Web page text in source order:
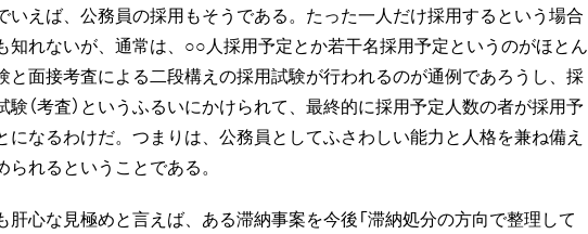
いえば、公務員の採用もそうである。たった一人だけ採用するという場合
知れないが、通常は、○○人採用予定とか若干名採用予定というのがほとん
と面接考査による二段構えの採用試験が行われるのが通例であろうし、採
（考査）というふるいにかけられて、最終的に採用予定人数の者が採用予
なるわけだ。つまりは、公務員としてふさわしい能力と人格を兼ね備え
れるということである。
心な見極めと言えば、ある滞納事案を今後「滞納処分の方向で整理して